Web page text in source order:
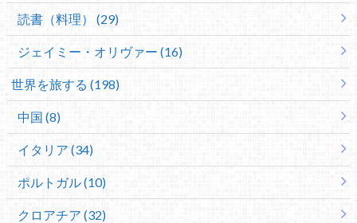
読書（料理） (29)
ジェイミー・オリヴァー (16)
世界を旅する (198)
中国 (8)
イタリア (34)
ポルトガル (10)
クロアチア (32)